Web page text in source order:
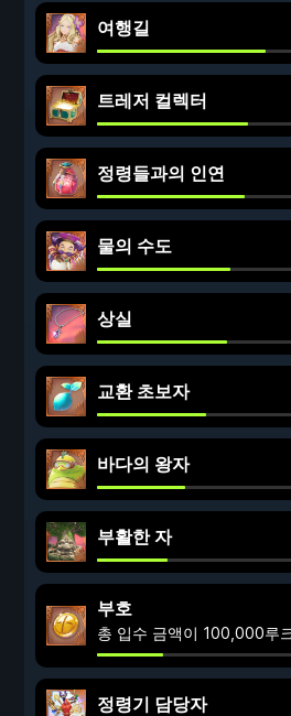
여행길
트레저 컬렉터
정령들과의 인연
물의 수도
상실
교환 초보자
바다의 왕자
부활한 자
부호
총 입수 금액이 100,000루
정령기 담당자